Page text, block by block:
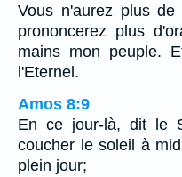
Vous n'aurez plus
prononcerez plus
mains mon peuple.
l'Eternel.
Amos 8:9
En ce jour-là, dit le
coucher le soleil à
plein jour;